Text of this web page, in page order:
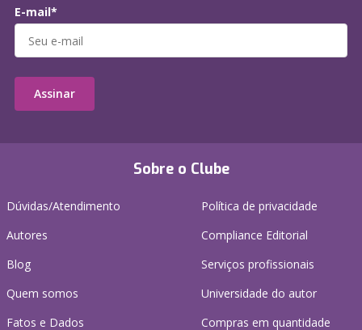
Sobre o Clube
Dúvidas/Atendimento
Autores
Blog
Quem somos
Fatos e Dados
Política de privacidade
Compliance Editorial
Serviços profissionais
Universidade do autor
Compras em quantidade
E-mail*
Assinar